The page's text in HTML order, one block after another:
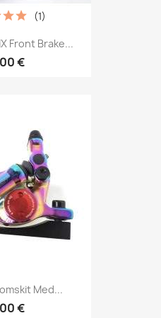
Front Brake...
€
(1)
Med...
€